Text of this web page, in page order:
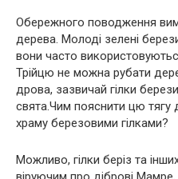
Обережного поводження
дерева. Молоді зелені
вони часто
Трійцю не можна рубати
дрова, зазвичай гілки
свята.Чим пояснити цю тягу
храму березовими гілками?
Можливо, гілки беріз та